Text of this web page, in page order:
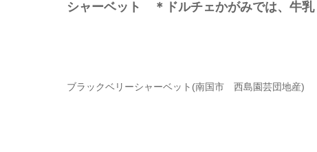
シャーベット ＊ドルチェかがみでは、牛
ブラックベリーシャーベット(南国市 西島園芸団地産)